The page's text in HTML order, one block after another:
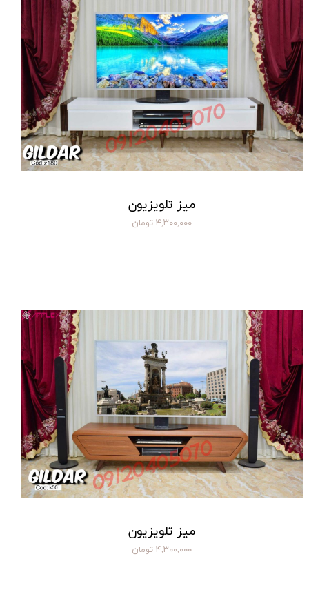
میز تلویزیون
۴,۳۰۰,۰۰۰ تومان
میز تلویزیون
۴,۳۰۰,۰۰۰ تومان